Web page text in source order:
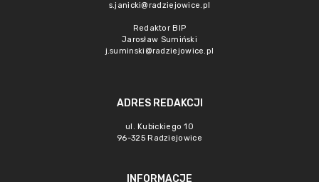
s.janicki@radziejowice.pl
Redaktor BIP
Jarosław Sumiński
j.suminski@radziejowice.pl
ADRES REDAKCJI
ul. Kubickiego 10
96-325 Radziejowice
INFORMACJE